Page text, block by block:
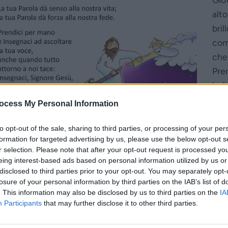
My Personal Information
opt-out of the sale, sharing to third parties, or processing of your
for targeted advertising by us, please use the below opt-out
selection. Please note that after your opt-out request is processed
interest-based ads based on personal information utilized by us
to third parties prior to your opt-out. You may separately
of your personal information by third parties on the IAB’s list of
This information may also be disclosed by us to third parties on the
Participants that may further disclose it to other third parties.
i discepoli caddero con la faccia a terra e furono
e non temete». Alzando gli occhi non videro
dal monte, Gesù ordinò loro: «Non parlate a